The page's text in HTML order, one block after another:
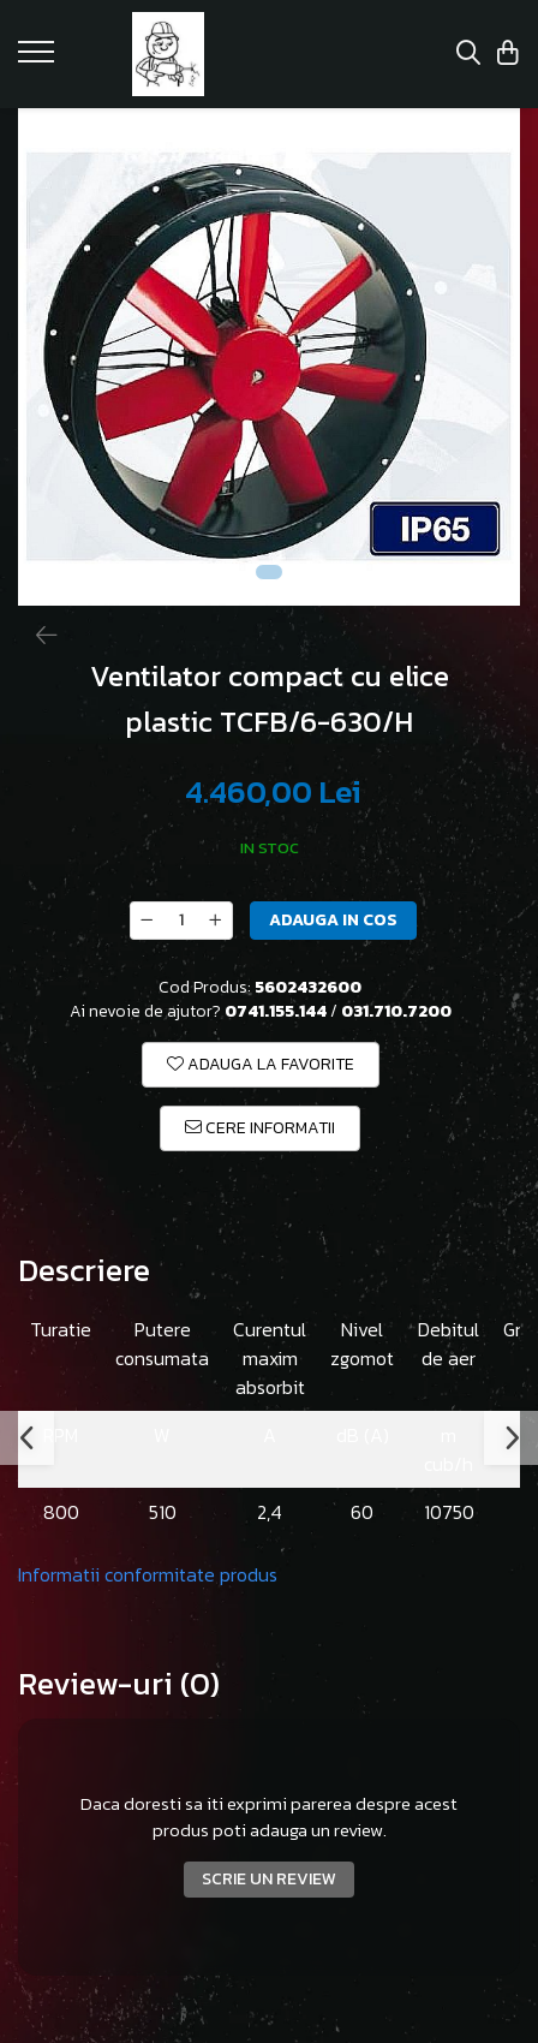
Ventilator compact cu elice
plastic TCFB/6-630/H
4.460,00 Lei
IN STOC
ADAUGA IN COS
Cod Produs:5602432600
Ai nevoie de ajutor? 0741.155.144/ 031.710.7200
ADAUGA LA FAVORITE
CERE INFORMATII
Descriere
Turatie
Putere
consumata
Curentul
maxim
absorbit
Nivel
zgomot
Debitul
de aer
800 510 2,4 60 10750
Informatii conformitate produs
Review-uri (0)
Daca doresti sa iti exprimi parerea despre acest
produs poti adauga un review.
SCRIE UN REVIEW